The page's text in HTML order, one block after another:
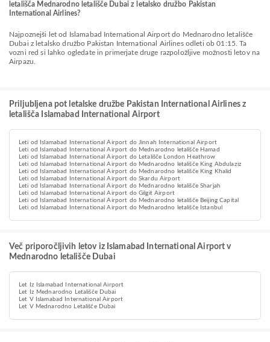
letališča Mednarodno letališče Dubai z letalsko družbo Pakistan
International Airlines?
Najpoznejši let od Islamabad International Airport do Mednarodno letališče
Dubai z letalsko družbo Pakistan International Airlines odleti ob 01:15. Ta
vozni red si lahko ogledate in primerjate druge razpoložljive možnosti letov na
Airpazu.
Priljubljena pot letalske družbe Pakistan International Airlines z
letališča Islamabad International Airport
Leti od Islamabad International Airport do Jinnah International Airport
Leti od Islamabad International Airport do Mednarodno letališče Hamad
Leti od Islamabad International Airport do Letališče London Heathrow
Leti od Islamabad International Airport do Mednarodno letališče King Abdulaziz
Leti od Islamabad International Airport do Mednarodno letališče King Khalid
Leti od Islamabad International Airport do Skardu Airport
Leti od Islamabad International Airport do Mednarodno letališče Sharjah
Leti od Islamabad International Airport do Gilgit Airport
Leti od Islamabad International Airport do Mednarodno letališče Beijing Capital
Leti od Islamabad International Airport do Mednarodno letališče Istanbul
Več priporočljivih letov iz Islamabad International Airport v
Mednarodno letališče Dubai
Let Iz Islamabad International Airport
Let Iz Mednarodno Letališče Dubai
Let V Islamabad International Airport
Let V Mednarodno Letališče Dubai